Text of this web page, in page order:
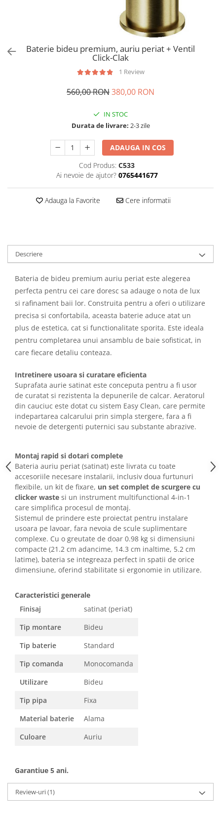
Baterie bideu premium, auriu periat + Ventil
Click-Clak
1 Review
560,00 RON380,00 RON
IN STOC
Durata de livrare: 2-3 zile
ADAUGA IN COS
Cod Produs: C533
Ai nevoie de ajutor? 0765441677
Adauga la Favorite Cere informatii
Descriere
Bateria de bideu premium auriu periat este alegerea
perfecta pentru cei care doresc sa adauge o nota de lux
si rafinament baii lor. Construita pentru a oferi o utilizare
precisa si confortabila, aceasta baterie aduce atat un
plus de estetica, cat si functionalitate sporita. Este ideala
pentru completarea unui ansamblu de baie sofisticat, in
care fiecare detaliu conteaza.
Intretinere usoara si curatare eficienta
Suprafata aurie satinat este conceputa pentru a fi usor
de curatat si rezistenta la depunerile de calcar. Aeratorul
din cauciuc este dotat cu sistem Easy Clean, care permite
indepartarea calcarului prin simpla stergere, fara a fi
nevoie de detergenti puternici sau substante abrazive.
Montaj rapid si dotari complete
Bateria auriu periat (satinat) este livrata cu toate
accesoriile necesare instalarii, inclusiv doua furtunuri
flexibile, un kit de fixare, un set complet de scurgere cu
clicker waste si un instrument multifunctional 4-in-1
care simplifica procesul de montaj.
Sistemul de prindere este proiectat pentru instalare
usoara pe lavoar, fara nevoia de scule suplimentare
complexe. Cu o greutate de doar 0.98 kg si dimensiuni
compacte (21.2 cm adancime, 14.3 cm inaltime, 5.2 cm
latime), bateria se integreaza perfect in spatii de orice
dimensiune, oferind stabilitate si ergonomie in utilizare.
Caracteristici generale
Finisaj
satinat (periat)
Tip montare
Bideu
Tip baterie
Standard
Tip comanda
Monocomanda
Utilizare
Bideu
Tip pipa
Fixa
Material baterie
Alama
Culoare
Auriu
Garantiue 5 ani.
Review-uri(1)